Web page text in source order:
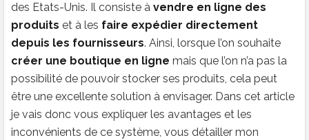
des Etats-Unis. Il consiste à vendre en ligne des
produits et à les faire expédier directement
depuis les fournisseurs. Ainsi, lorsque l’on souhaite
créer une boutique en ligne mais que l’on n’a pas la
possibilité de pouvoir stocker ses produits, cela peut
être une excellente solution à envisager. Dans cet article
je vais donc vous expliquer les avantages et les
inconvénients de ce système, vous détailler mon